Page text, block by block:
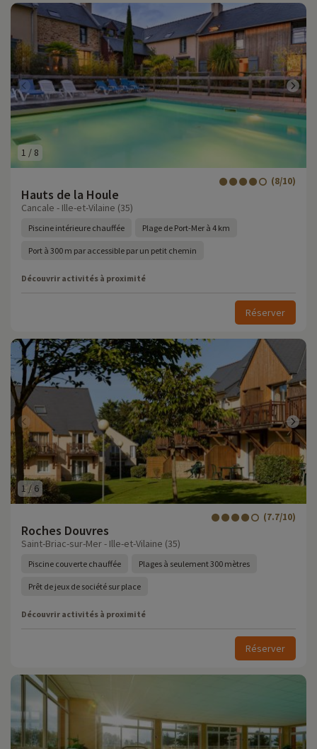
1 / 8
Hauts de la Houle
(8/10)
Cancale - Ille-et-Vilaine (35)
Piscine intérieure chauffée Plage de Port-Mer à 4 km
Port à 300 m par accessible par un petit chemin
Découvrir activités à proximité
Réserver
1/ 6
Roches Douvres
(7.7/10)
Saint-Briac-sur-Mer - Ille-et-Vilaine (35)
Piscine couverte chauffée Plages à seulement 300 mètres
Prêt de jeux de société sur place
Découvrir activités à proximité
Réserver